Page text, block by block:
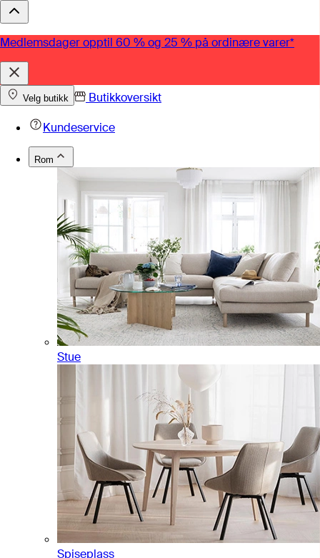
Medlemsdager opptil 60 % og 25 % på ordinære varer*
Velg butikk
Butikkoversikt
Kundeservice
Rom
Stue
Spiseplass